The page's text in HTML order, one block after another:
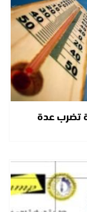
تضرب عدة